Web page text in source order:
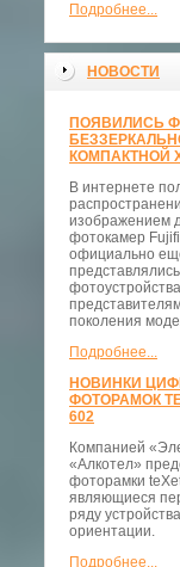
Подробнее...
НОВОСТИ
ПОЯВИЛИСЬ
КОМПАКТНОЙ
В интернете
изображением
фотокамер
официально
поколения
Подробнее...
НОВИНКИ
ФОТОРАМОК
602
Компанией
«Алкотел»
фоторамки
являющиеся
ряду
ориентации.
Подробнее...